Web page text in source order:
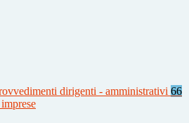
dirigenti - amministrativi 66